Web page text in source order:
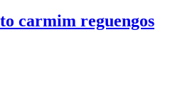
carmim reguengos